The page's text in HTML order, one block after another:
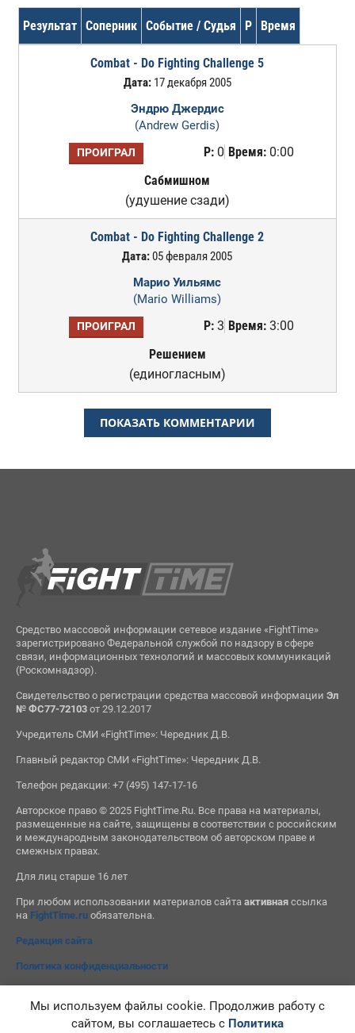
Результат Соперник Событие / Судья Р Время
Combat - Do Fighting Challenge 5
Дата:17 декабря 2005
Эндрю Джердис
(Andrew Gerdis)
ПРОИГРАЛ Р:0 Время:0:00
Сабмишном
(удушение сзади)
Combat - Do Fighting Challenge 2
Дата:05 февраля 2005
Марио Уильямс
(Mario Williams)
ПРОИГРАЛ Р:3 Время:3:00
Решением
(единогласным)
ПОКАЗАТЬ КОММЕНТАРИИ
Средство массовой информации сетевое издание «FightTime»
зарегистрировано Федеральной службой по надзору в сфере
связи, информационных технологий и массовых коммуникаций
(Роскомнадзор).
Свидетельство о регистрации средства массовой информации Эл
№ ФС77-72103от 29.12.2017
Учредитель СМИ «FightTime»: Чередник Д.В.
Главный редактор СМИ «FightTime»: Чередник Д.В.
Телефон редакции: +7 (495) 147-17-16
Авторское право © 2025 FightTime.Ru. Все права на материалы,
размещенные на сайте, защищены в соответствии с российским
и международным законодательством об авторском праве и
смежных правах.
Для лиц старше 16 лет
При любом использовании материалов сайта активнаяссылка
на FightTime.ruобязательна.
Редакция сайта
Политика конфиденциальности
Мы используем файлы cookie. Продолжив работу с
сайтом, вы соглашаетесь с Политика